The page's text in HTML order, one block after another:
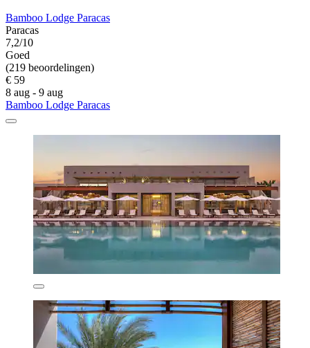
Bamboo Lodge Paracas
Paracas
7,2/10
Goed
(219 beoordelingen)
€ 59
8 aug - 9 aug
Bamboo Lodge Paracas